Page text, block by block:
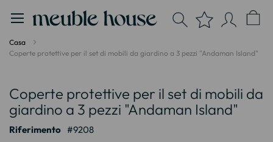
Casa
Coperte protettive per il set di mobili da giardino a 3 pezzi "Andaman Island"
alla
fine
della
galleria
all'inizio
della
galleria
di
Coperte protettive per il set di mobili da
giardino a 3 pezzi "Andaman Island"
Riferimento 9208